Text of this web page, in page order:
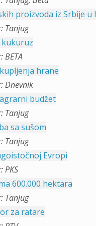
proizvoda iz Srbije u
Tanjug
kukuruz
BETA
hrane
Dnevnik
budžet
Tanjug
sa sušom
Tanjug
Evropi
PKS
600.000 hektara
Tanjug
za ratare